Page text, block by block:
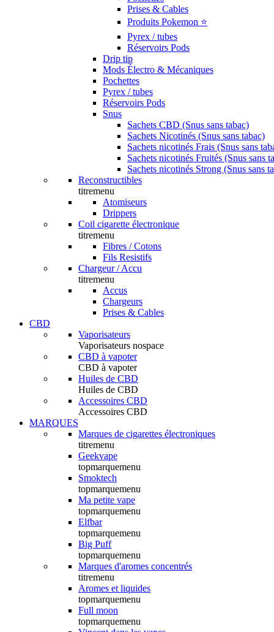
Prises & Cables
Produits Pokemon ⭐️
Pyrex / tubes
Réservoirs Pods
Drip tip
Mods Électro & Mécaniques
Pochettes
Pyrex / tubes
Réservoirs Pods
Snus
Sachets CBD (Snus sans tabac)
Sachets Nicotinés (Snus sans tabac)
Sachets nicotinés Frais (Snus sans
Sachets nicotinés Fruités (Snus sans
Sachets nicotinés Strong (Snus sans
Reconstructibles
titremenu
Atomiseurs
Drippers
Coil cigarette électronique
titremenu
Fibres / Cotons
Fils Resistifs
Chargeur / Accu
titremenu
Accus
Chargeurs
Prises & Cables
CBD
Vaporisateurs
Vaporisateurs nospace
CBD à vapoter
CBD à vapoter
Huiles de CBD
Huiles de CBD
Accessoires CBD
Accessoires CBD
MARQUES
Marques de cigarettes électroniques
titremenu
Geekvape
topmarquemenu
Smoktech
topmarquemenu
Ma petite vape
topmarquemenu
Elfbar
topmarquemenu
Big Puff
topmarquemenu
Marques d'aromes concentrés
titremenu
Aromes et liquides
topmarquemenu
Full moon
topmarquemenu